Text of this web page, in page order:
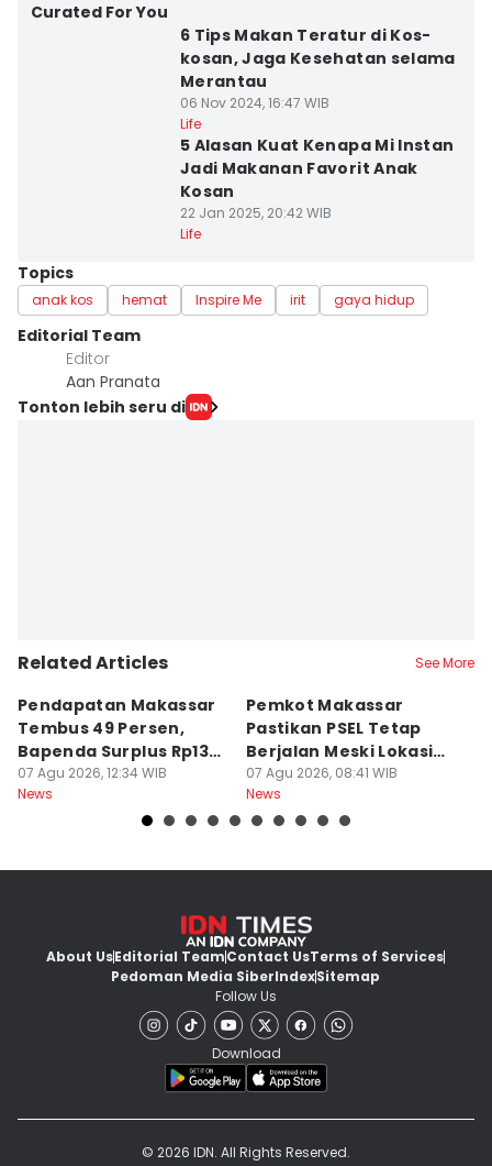
Curated For You
6 Tips Makan Teratur di Kos-
kosan, Jaga Kesehatan selama
Merantau
06 Nov 2024, 16:47 WIB
Life
5 Alasan Kuat Kenapa Mi Instan
Jadi Makanan Favorit Anak
Kosan
22 Jan 2025, 20:42 WIB
Life
Topics
anak kos hemat Inspire Me irit gaya hidup
Editorial Team
Editor
Aan Pranata
Tonton lebih seru di
Related Articles See More
Pendapatan Makassar
Tembus 49 Persen,
Bapenda Surplus Rp130
Miliar
07 Agu 2026, 12:34 WIB
News
Pemkot Makassar
Pastikan PSEL Tetap
Berjalan Meski Lokasi
Belum Final
07 Agu 2026, 08:41 WIB
News
About UsEditorial TeamContact UsTerms of Services
Pedoman Media SiberIndexSitemap
Follow Us
Download
© 2026 IDN. All Rights Reserved.